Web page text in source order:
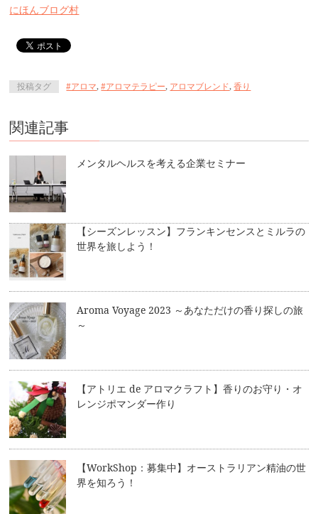
にほんブログ村
投稿タグ #アロマ,#アロマテラピー, アロマブレンド,香り
関連記事
メンタルヘルスを考える企業セミナー
【シーズンレッスン】フランキンセンスとミルラの
世界を旅しよう！
Aroma Voyage 2023 ～あなただけの香り探しの旅
～
【アトリエ de アロマクラフト】香りのお守り・オ
レンジポマンダー作り
【WorkShop：募集中】オーストラリアン精油の世
界を知ろう！